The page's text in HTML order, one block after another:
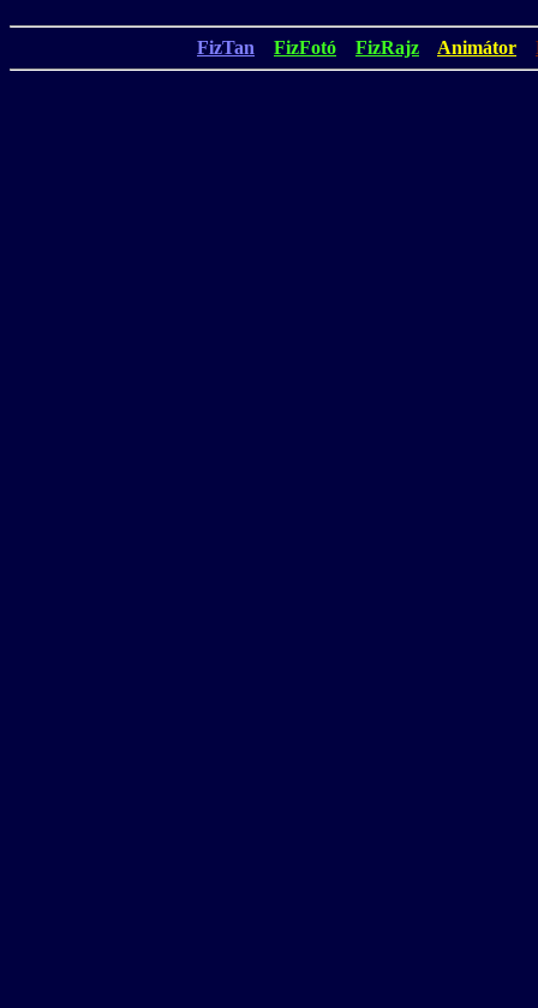
FizTan FizFotó FizRajz Animátor